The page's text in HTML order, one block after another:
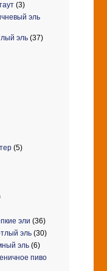
(3)
эль
эль (37)
(5)
эли (36)
эль (30)
эль (6)
пиво